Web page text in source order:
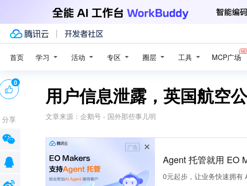
首页 学习 活动 专区 圈层 工具 MCP广场
用户信息泄露，英国航空
文章来源： 企鹅号 - 国外那些事儿明
广告
Agent 托管就用 EO
0元起步，让业务快速拥有
0
分享